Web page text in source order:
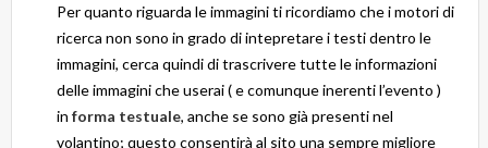
Per quanto riguarda le immagini ti ricordiamo che i motori di
ricerca non sono in grado di intepretare i testi dentro le
immagini, cerca quindi di trascrivere tutte le informazioni
delle immagini che userai ( e comunque inerenti l’evento )
informa testuale, anche se sono già presenti nel
volantino; questo consentirà al sito una sempre migliore